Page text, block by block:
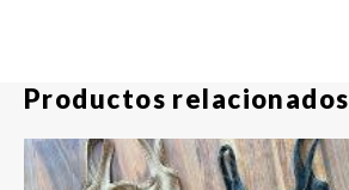
Productos relacionados